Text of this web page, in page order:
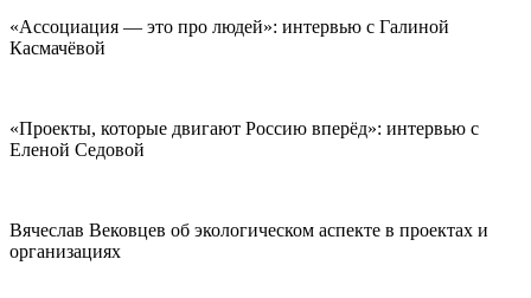
«Ассоциация — это про людей»: интервью с Галиной
Касмачёвой
«Проекты, которые двигают Россию вперёд»: интервью с
Еленой Седовой
Вячеслав Вековцев об экологическом аспекте в проектах и
организациях